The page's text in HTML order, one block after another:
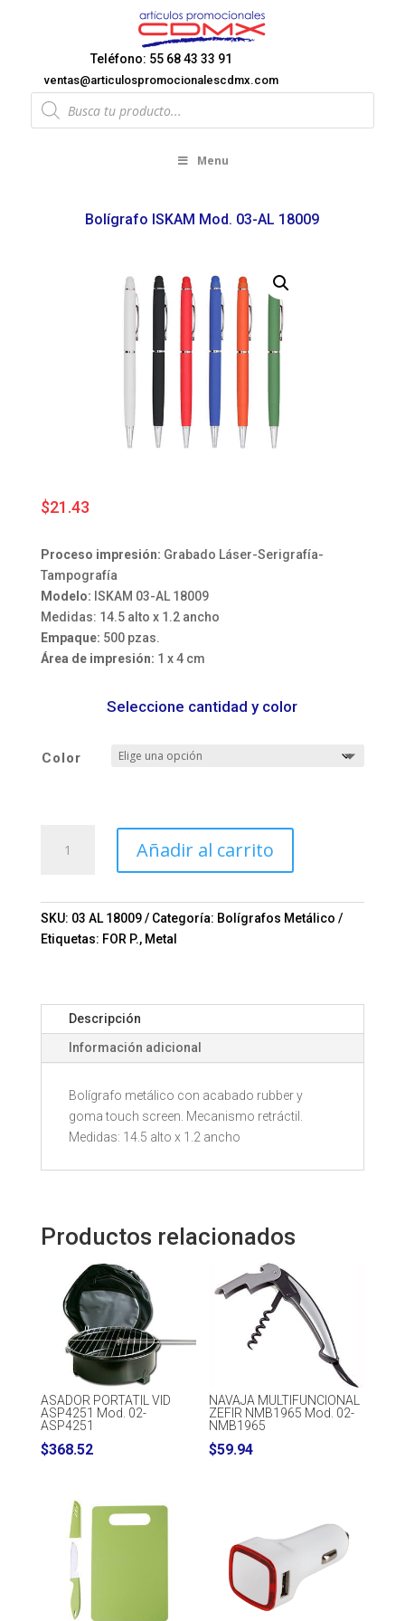
Teléfono: 55 68 43 33 91
ventas@articulospromocionalescdmx.com
Products
search
Menu
Bolígrafo ISKAM Mod. 03-AL 18009
$21.43
Proceso impresión: Grabado Láser-Serigrafía-
Tampografía
Modelo: ISKAM 03-AL 18009
Medidas: 14.5 alto x 1.2 ancho
Empaque: 500 pzas.
Área de impresión: 1 x 4 cm
Seleccione cantidad y color
Color
ISKAM
AL
18009
Añadir al carrito
SKU: 03 AL 18009 Categoría: Bolígrafos Metálico
Etiquetas: FOR P., Metal
Descripción
Información adicional
Bolígrafo metálico con acabado rubber y
goma touch screen. Mecanismo retráctil.
Medidas: 14.5 alto x 1.2 ancho
Productos relacionados
ASADOR PORTATIL VID
ASP4251 Mod. 02-
ASP4251
$368.52
NAVAJA MULTIFUNCIONAL
ZEFIR NMB1965 Mod. 02-
NMB1965
$59.94